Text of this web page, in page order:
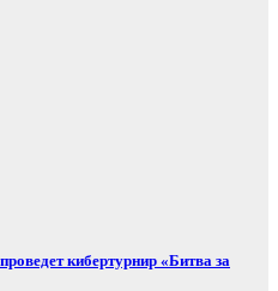
кибертурнир «Битва за